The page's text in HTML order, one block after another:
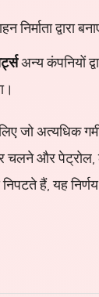
निर्माता द्वारा
अन्य कंपनियों
जो अत्यधिक
पर चलने और
हैं, यह